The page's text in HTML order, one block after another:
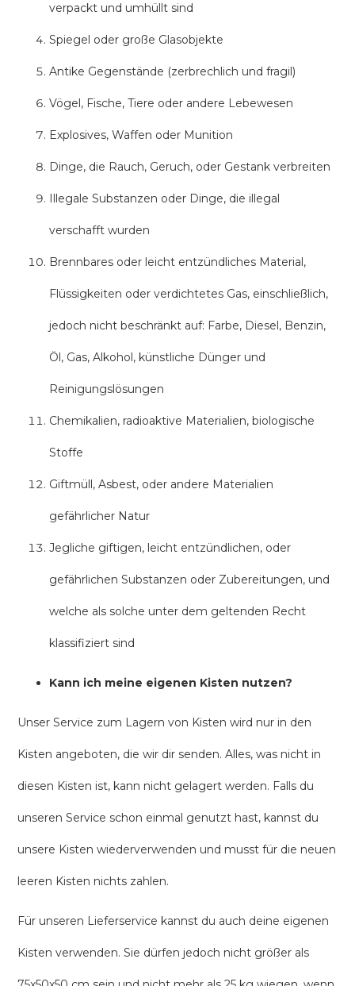
verpackt und umhüllt sind
Spiegel oder große Glasobjekte
Antike Gegenstände (zerbrechlich und fragil)
Vögel, Fische, Tiere oder andere Lebewesen
Explosives, Waffen oder Munition
Dinge, die Rauch, Geruch, oder Gestank verbreiten
Illegale Substanzen oder Dinge, die illegal
verschafft wurden
Brennbares oder leicht entzündliches Material,
Flüssigkeiten oder verdichtetes Gas, einschließlich,
jedoch nicht beschränkt auf: Farbe, Diesel, Benzin,
Öl, Gas, Alkohol, künstliche Dünger und
Reinigungslösungen
Chemikalien, radioaktive Materialien, biologische
Stoffe
Giftmüll, Asbest, oder andere Materialien
gefährlicher Natur
Jegliche giftigen, leicht entzündlichen, oder
gefährlichen Substanzen oder Zubereitungen, und
welche als solche unter dem geltenden Recht
klassifiziert sind
Kann ich meine eigenen Kisten nutzen?
Unser Service zum Lagern von Kisten wird nur in den
Kisten angeboten, die wir dir senden. Alles, was nicht in
diesen Kisten ist, kann nicht gelagert werden. Falls du
unseren Service schon einmal genutzt hast, kannst du
unsere Kisten wiederverwenden und musst für die neuen
leeren Kisten nichts zahlen.
Für unseren Lieferservice kannst du auch deine eigenen
Kisten verwenden. Sie dürfen jedoch nicht größer als